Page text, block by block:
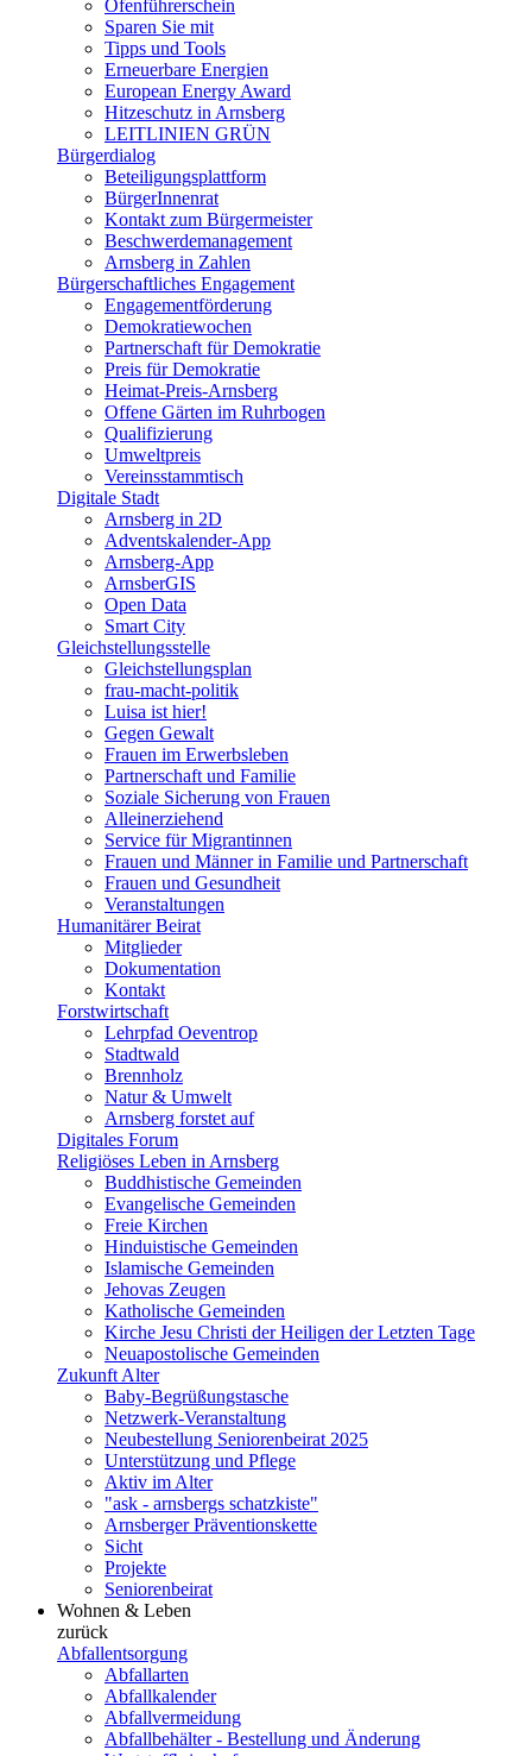
Ofenführerschein
Sparen Sie mit
Tipps und Tools
Erneuerbare Energien
European Energy Award
Hitzeschutz in Arnsberg
LEITLINIEN GRÜN
Bürgerdialog
Beteiligungsplattform
BürgerInnenrat
Kontakt zum Bürgermeister
Beschwerdemanagement
Arnsberg in Zahlen
Bürgerschaftliches Engagement
Engagementförderung
Demokratiewochen
Partnerschaft für Demokratie
Preis für Demokratie
Heimat-Preis-Arnsberg
Offene Gärten im Ruhrbogen
Qualifizierung
Umweltpreis
Vereinsstammtisch
Digitale Stadt
Arnsberg in 2D
Adventskalender-App
Arnsberg-App
ArnsberGIS
Open Data
Smart City
Gleichstellungsstelle
Gleichstellungsplan
frau-macht-politik
Luisa ist hier!
Gegen Gewalt
Frauen im Erwerbsleben
Partnerschaft und Familie
Soziale Sicherung von Frauen
Alleinerziehend
Service für Migrantinnen
Frauen und Männer in Familie und Partnerschaft
Frauen und Gesundheit
Veranstaltungen
Humanitärer Beirat
Mitglieder
Dokumentation
Kontakt
Forstwirtschaft
Lehrpfad Oeventrop
Stadtwald
Brennholz
Natur & Umwelt
Arnsberg forstet auf
Digitales Forum
Religiöses Leben in Arnsberg
Buddhistische Gemeinden
Evangelische Gemeinden
Freie Kirchen
Hinduistische Gemeinden
Islamische Gemeinden
Jehovas Zeugen
Katholische Gemeinden
Kirche Jesu Christi der Heiligen der Letzten Tage
Neuapostolische Gemeinden
Zukunft Alter
Baby-Begrüßungstasche
Netzwerk-Veranstaltung
Neubestellung Seniorenbeirat 2025
Unterstützung und Pflege
Aktiv im Alter
"ask - arnsbergs schatzkiste"
Arnsberger Präventionskette
Sicht
Projekte
Seniorenbeirat
Wohnen & Leben
zurück
Abfallentsorgung
Abfallarten
Abfallkalender
Abfallvermeidung
Abfallbehälter - Bestellung und Änderung